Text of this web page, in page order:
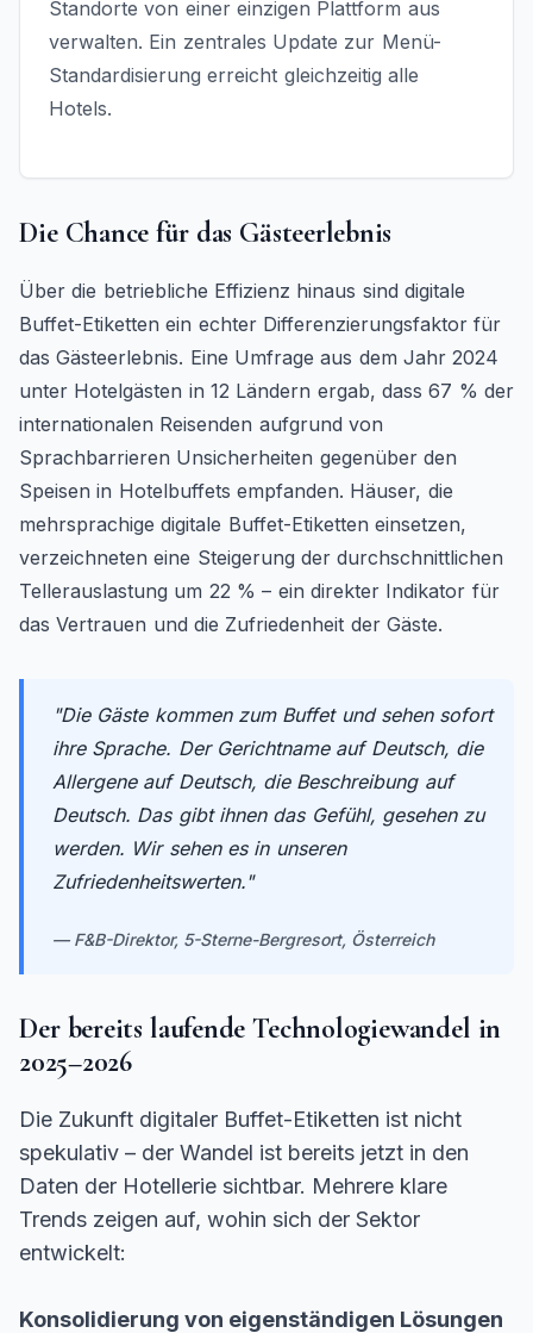
Standorte von einer einzigen Plattform aus
verwalten. Ein zentrales Update zur Menü-
Standardisierung erreicht gleichzeitig alle
Hotels.
Die Chance für das Gästeerlebnis
Über die betriebliche Effizienz hinaus sind digitale
Buffet-Etiketten ein echter Differenzierungsfaktor für
das Gästeerlebnis. Eine Umfrage aus dem Jahr 2024
unter Hotelgästen in 12 Ländern ergab, dass 67 % der
internationalen Reisenden aufgrund von
Sprachbarrieren Unsicherheiten gegenüber den
Speisen in Hotelbuffets empfanden. Häuser, die
mehrsprachige digitale Buffet-Etiketten einsetzen,
verzeichneten eine Steigerung der durchschnittlichen
Tellerauslastung um 22 % – ein direkter Indikator für
das Vertrauen und die Zufriedenheit der Gäste.
"Die Gäste kommen zum Buffet und sehen sofort
ihre Sprache. Der Gerichtname auf Deutsch, die
Allergene auf Deutsch, die Beschreibung auf
Deutsch. Das gibt ihnen das Gefühl, gesehen zu
werden. Wir sehen es in unseren
Zufriedenheitswerten."
— F&B-Direktor, 5-Sterne-Bergresort, Österreich
Der bereits laufende Technologiewandel in
2025–2026
Die Zukunft digitaler Buffet-Etiketten ist nicht
spekulativ – der Wandel ist bereits jetzt in den
Daten der Hotellerie sichtbar. Mehrere klare
Trends zeigen auf, wohin sich der Sektor
entwickelt:
Konsolidierung von eigenständigen Lösungen